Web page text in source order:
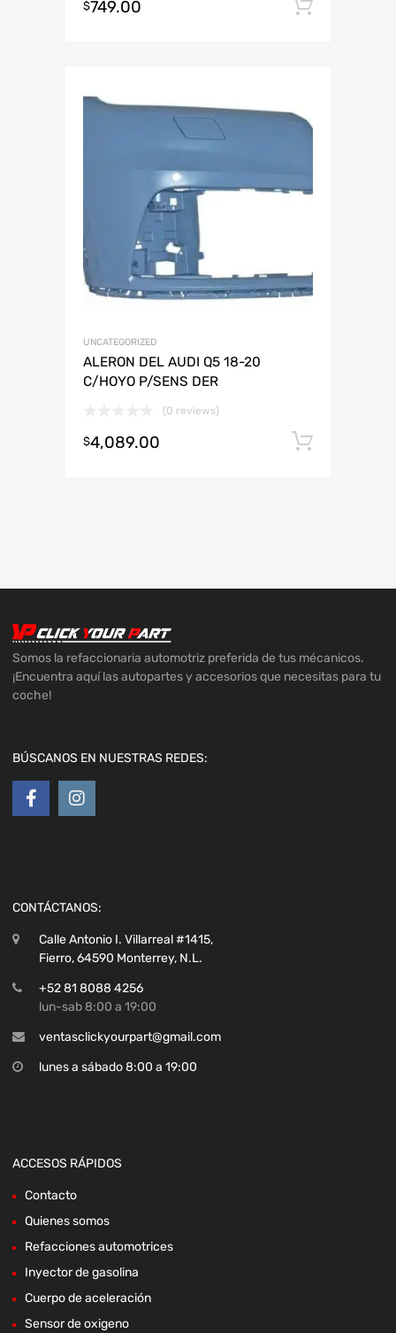
$749.00
UNCATEGORIZED
ALERON DEL AUDI Q5 18-20
C/HOYO P/SENS DER
(0 reviews)
$4,089.00
Somos la refaccionaria automotriz preferida de tus mécanicos.
¡Encuentra aquí las autopartes y accesorios que necesitas para tu
coche!
BÚSCANOS EN NUESTRAS REDES:
CONTÁCTANOS:
Calle Antonio I. Villarreal #1415,
Fierro, 64590 Monterrey, N.L.
+52 81 8088 4256
lun-sab 8:00 a 19:00
ventasclickyourpart@gmail.com
lunes a sábado 8:00 a 19:00
ACCESOS RÁPIDOS
Contacto
Quienes somos
Refacciones automotrices
Inyector de gasolina
Cuerpo de aceleración
Sensor de oxigeno